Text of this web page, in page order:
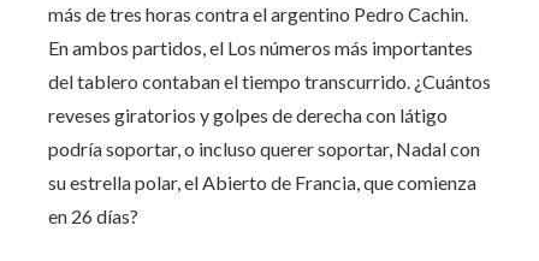
más de tres horas contra el argentino Pedro Cachin.
En ambos partidos, el Los números más importantes
del tablero contaban el tiempo transcurrido. ¿Cuántos
reveses giratorios y golpes de derecha con látigo
podría soportar, o incluso querer soportar, Nadal con
su estrella polar, el Abierto de Francia, que comienza
en 26 días?